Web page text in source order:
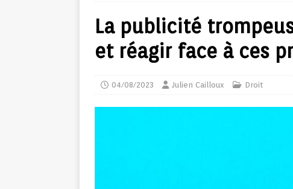
La publicité
et réagir face à ces
04/08/2023 Julien Cailloux Droit